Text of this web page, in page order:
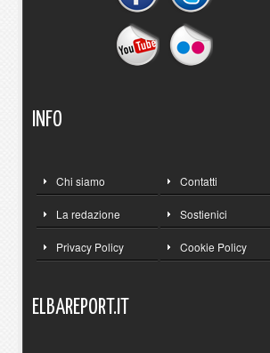
INFO
Chi siamo Contatti
La redazione Sostienici
Privacy Policy Cookie Policy
ELBAREPORT.IT